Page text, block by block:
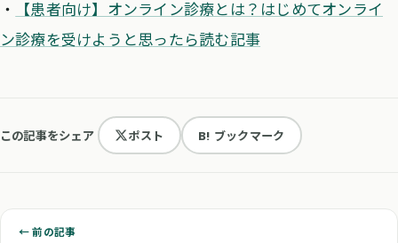
・
【患者向け】オンライン診療とは？はじめてオンライ
ン診療を受けようと思ったら読む記事
この記事をシェア ポスト B! ブックマーク
← 前の記事